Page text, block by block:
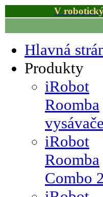
V
Hlavná
Produkty
iRobot
Roomba
vysávače
iRobot
Roomba
Combo